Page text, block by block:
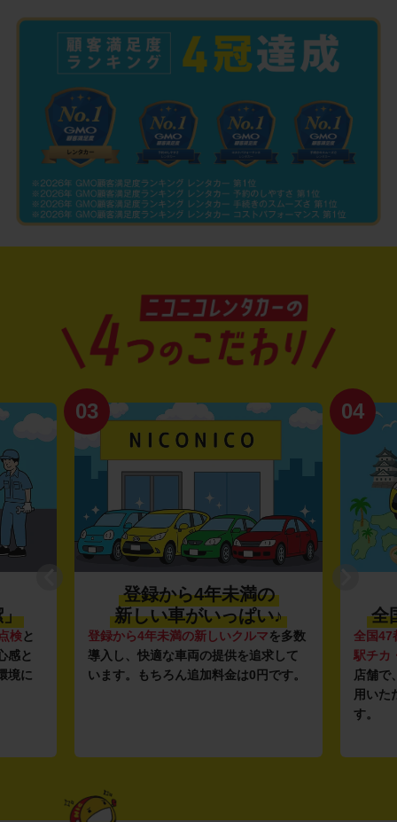
」
検と
感と
境に
03
登録から4年未満の
新しい車がいっぱい♪
登録から4年未満の新しいクルマを多数
導入し、快適な車両の提供を追求して
います。もちろん追加料金は0円です。
04
全
全国47
駅チカ
店舗で
用いた
す。